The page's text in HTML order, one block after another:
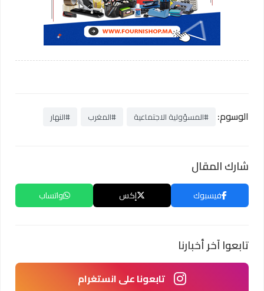
الوسوم: #المسؤولية الاجتماعية #المغرب #النهار
شارك المقال
فيسبوك إكس واتساب
تابعوا آخر أخبارنا
تابعونا على انستغرام